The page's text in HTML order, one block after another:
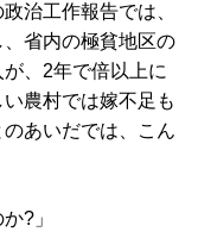
治工作報告では、
省内の極貧地区の
、2年で倍以上に
農村では嫁不足も
あいだでは、こん
?」